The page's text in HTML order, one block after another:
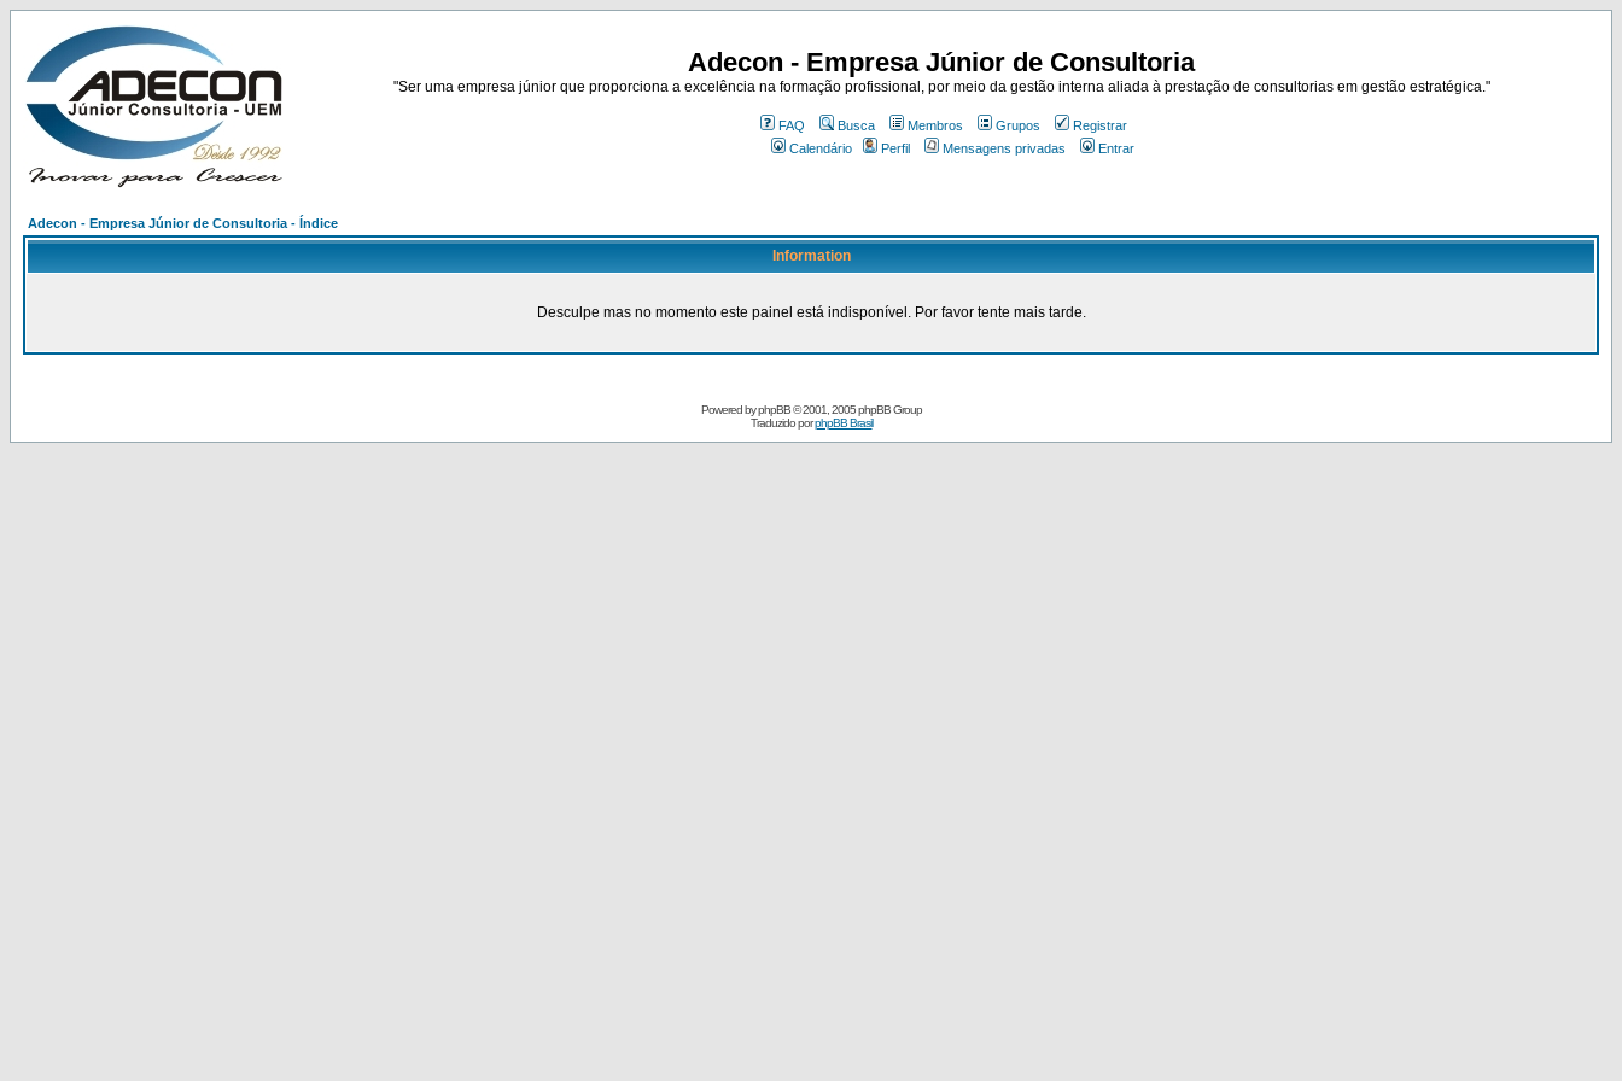
Adecon - Empresa Júnior de Consultoria
"Ser uma empresa júnior que proporciona a excelência na formação profissional, por meio da gestão interna aliada à prestação de consultorias em gestão estratégica."
FAQ Busca Membros Grupos
Registrar
Calendário
Perfil Mensagens privadas Entrar
Adecon - Empresa Júnior de Consultoria - Índice
Information
Desculpe mas no momento este painel está indisponível. Por favor tente mais tarde.
Powered byphpBB© 2001, 2005 phpBB Group
Traduzido porphpBB Brasil